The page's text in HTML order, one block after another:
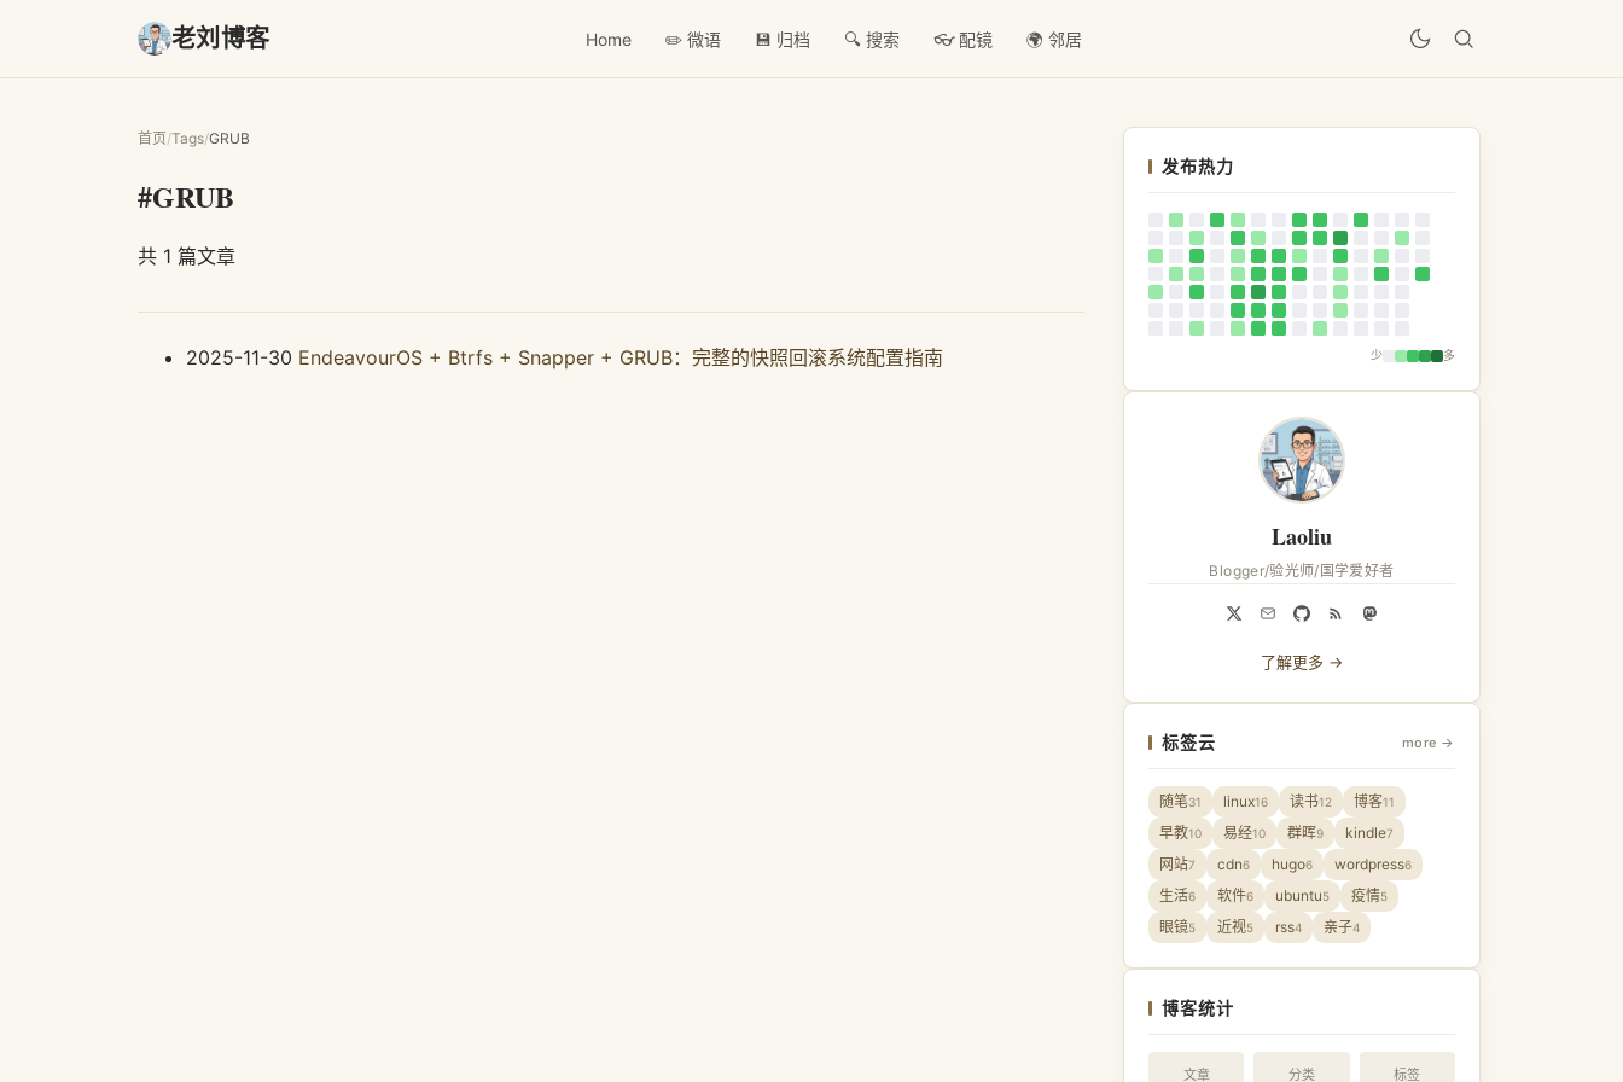
老刘博客 Home ✏️ 微语 💾 归档 🔍 搜索 👓 配镜 🌍 邻居
首页/Tags/GRUB
#GRUB
共 1 篇文章
2025-11-30 EndeavourOS + Btrfs + Snapper + GRUB：完整的快照回滚系统配置指南
发布热力
少 多
Laoliu
Blogger/验光师/国学爱好者
了解更多 →
标签云 more →
随笔31 linux16 读书12 博客11
早教10 易经10 群晖9 kindle7
网站7 cdn6 hugo6 wordpress6
生活6 软件6 ubuntu5 疫情5
眼镜5 近视5 rss4 亲子4
博客统计
文章 分类 标签